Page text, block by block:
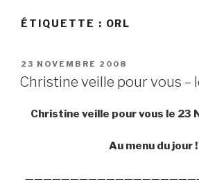
ÉTIQUETTE : ORL
PUBLIÉ
LE
23 NOVEMBRE 2008
Christine veille pour vous –
Christine veille pour vous le 23
Au menu du jour !